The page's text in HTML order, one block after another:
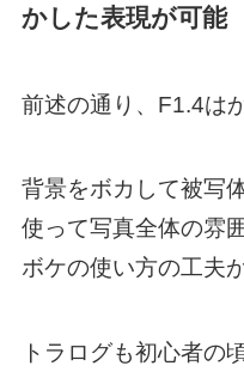
かした表現が可能
前述の通り、F1.4は
背景をボカして被写
使って写真全体の雰
ボケの使い方の工夫
トラログも初心者の